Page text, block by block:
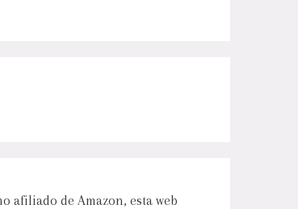
afiliado de Amazon, esta web